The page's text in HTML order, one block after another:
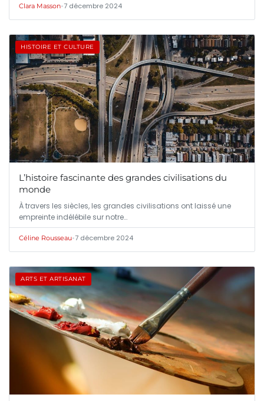
Clara Masson•7 décembre 2024
HISTOIRE ET CULTURE
L’histoire fascinante des grandes civilisations du
monde
À travers les siècles, les grandes civilisations ont laissé une
empreinte indélébile sur notre…
Céline Rousseau•7 décembre 2024
ARTS ET ARTISANAT